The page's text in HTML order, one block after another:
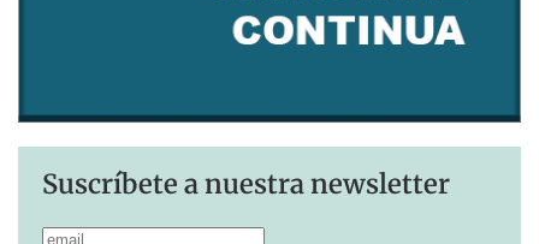
Suscríbete a nuestra newsletter